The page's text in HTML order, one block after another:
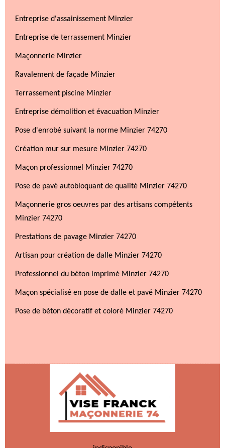
Entreprise d'assainissement Minzier
Entreprise de terrassement Minzier
Maçonnerie Minzier
Ravalement de façade Minzier
Terrassement piscine Minzier
Entreprise démolition et évacuation Minzier
Pose d'enrobé suivant la norme Minzier 74270
Création mur sur mesure Minzier 74270
Maçon professionnel Minzier 74270
Pose de pavé autobloquant de qualité Minzier 74270
Maçonnerie gros oeuvres par des artisans compétents
Minzier 74270
Prestations de pavage Minzier 74270
Artisan pour création de dalle Minzier 74270
Professionnel du béton imprimé Minzier 74270
Maçon spécialisé en pose de dalle et pavé Minzier 74270
Pose de béton décoratif et coloré Minzier 74270